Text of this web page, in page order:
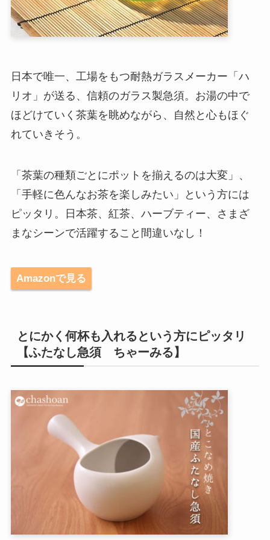
日本で唯一、工場をもつ耐熱ガラスメーカー「ハ
リオ」が送る、信頼のガラス製急須。お湯の中で
ほどけていく茶葉を眺めながら、自然と心もほぐ
れていきそう。
「茶葉の種類ごとにポットを揃えるのは大変」、
「手軽に色んなお茶を楽しみたい」という方には
ピッタリ。日本茶、紅茶、ハーブティー、さまざ
まなシーンで活躍すること間違いなし！
Amazonで見る
とにかく何杯も入れるという方にピッタリ
【ふたなし急須 ちゃーみる】